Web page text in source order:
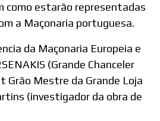
como estarão representadas
a Maçonaria portuguesa.
da Maçonaria Europeia e
(Grande Chanceler
Grão Mestre da Grande Loja
(investigador da obra de